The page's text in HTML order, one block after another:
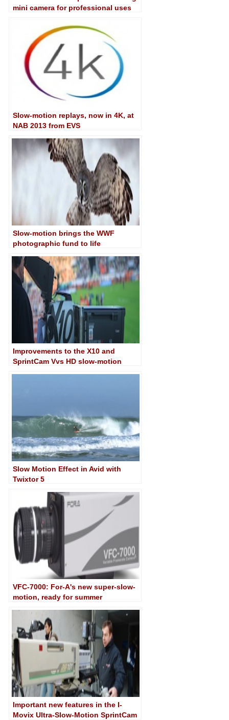
mini camera for professional uses
Slow-motion replays, now in 4K, at
NAB 2013 from EVS
Slow-motion brings the WWF
photographic fund to life
Improvements to the X10 and
SprintCam Vvs HD slow-motion
Slow Motion Effect in Avid with
Twixtor 5
VFC-7000: For-A's new super-slow-
motion, ready for summer
Important new features in the I-
Movix Ultra-Slow-Motion SprintCam